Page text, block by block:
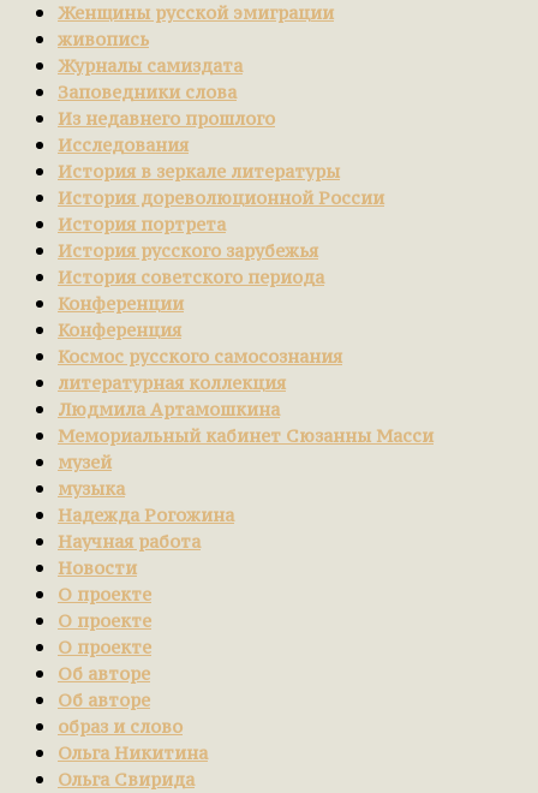
Женщины русской эмиграции
живопись
Журналы самиздата
Заповедники слова
Из недавнего прошлого
Исследования
История в зеркале литературы
История дореволюционной России
История портрета
История русского зарубежья
История советского периода
Конференции
Конференция
Космос русского самосознания
литературная коллекция
Людмила Артамошкина
Мемориальный кабинет Сюзанны Масси
музей
музыка
Надежда Рогожина
Научная работа
Новости
О проекте
О проекте
О проекте
Об авторе
Об авторе
образ и слово
Ольга Никитина
Ольга Свирида